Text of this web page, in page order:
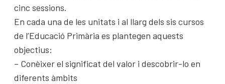
cinc sessions.
En cada una de les unitats i al llarg dels sis cursos
de l’Educació Primària es plantegen aquests
objectius:
– Conèixer el significat del valor i descobrir-lo en
diferents àmbits